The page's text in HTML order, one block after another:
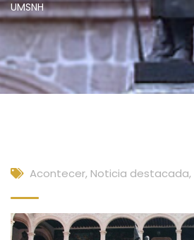
UMSNH
Acontecer, Noticia destacada,